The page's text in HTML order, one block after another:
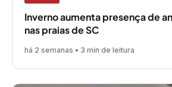
Inverno aumenta presença de
nas praias de SC
há 2 semanas • 3 min de leitura